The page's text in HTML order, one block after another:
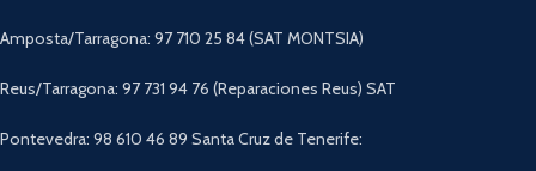
Amposta/Tarragona: 97 710 25 84 (SAT MONTSIA)
Reus/Tarragona: 97 731 94 76 (Reparaciones Reus) SAT
Pontevedra: 98 610 46 89 Santa Cruz de Tenerife: